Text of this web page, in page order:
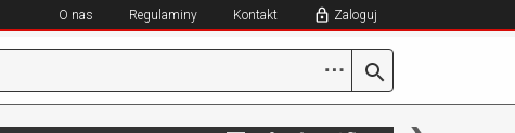
O nas Regulaminy Kontakt Zaloguj
⋯